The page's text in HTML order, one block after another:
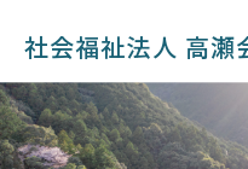
社会福祉法人 高瀬